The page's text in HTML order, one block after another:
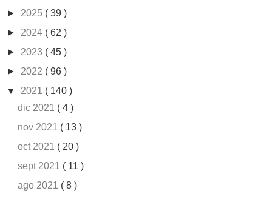
► 2025 ( 39 )
► 2024 ( 62 )
► 2023 ( 45 )
► 2022 ( 96 )
▼ 2021 ( 140 )
dic 2021 ( 4 )
nov 2021 ( 13 )
oct 2021 ( 20 )
sept 2021 ( 11 )
ago 2021 ( 8 )